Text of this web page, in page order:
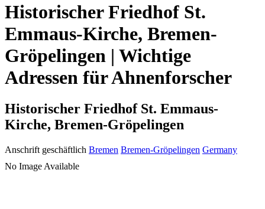
Historischer Friedhof St.
Emmaus-Kirche, Bremen-
Gröpelingen | Wichtige
Adressen für Ahnenforscher
Historischer Friedhof St. Emmaus-
Kirche, Bremen-Gröpelingen
Anschrift geschäftlich Bremen Bremen-Gröpelingen Germany
No Image Available